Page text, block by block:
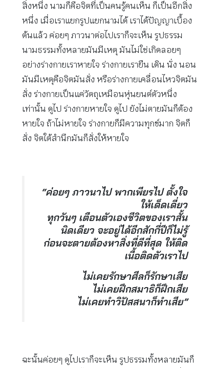
สิ่งหนึ่ง นามก็คือจิตที่เป็นคนรู้คนเห็น ก็เป็นอีกสิ่ง
หนึ่ง เมื่อเราแยกรูปแยกนามได้ เราได้ปัญญาเบื้อง
ต้นแล้ว ค่อยๆ ภาวนาต่อไปเราก็จะเห็น รูปธรรม
นามธรรมทั้งหลายมันมีเหตุ มันไม่ใช่เกิดลอยๆ
อย่างร่างกายเราหายใจ ร่างกายเรายืน เดิน นั่ง นอน
มันมีเหตุคือจิตมันสั่ง หรือร่างกายเคลื่อนไหวจิตมัน
สั่ง ร่างกายเป็นแค่วัตถุเหมือนหุ่นยนต์ตัวหนึ่ง
เท่านั้น ดูไป ร่างกายหายใจ ดูไป ยังไม่ตายมันก็ต้อง
หายใจ ถ้าไม่หายใจ ร่างกายก็มีความทุกข์มาก จิตก็
สั่ง จิตใต้สำนึกมันก็สั่งให้หายใจ
“ค่อยๆ ภาวนาไป พากเพียรไป ตั้งใจ
ให้เด็ดเดี่ยว
ทุกวันๆ เตือนตัวเองชีวิตของเราสั้น
นิดเดียว จะอยู่ได้อีกสักกี่ปีก็ไม่รู้
ก่อนจะตายต้องหาสิ่งที่ดีที่สุด ให้ติด
เนื้อติดตัวเราไป
ไม่เคยรักษาศีลก็รักษาเสีย
ไม่เคยฝึกสมาธิก็ฝึกเสีย
ไม่เคยทำวิปัสสนาก็ทำเสีย”
ฉะนั้นค่อยๆ ดูไปเราก็จะเห็น รูปธรรมทั้งหลายมันก็